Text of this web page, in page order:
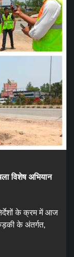
विशेष अभियान
के क्रम में आज
के अंतर्गत,